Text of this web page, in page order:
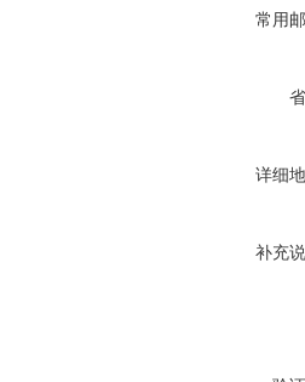
常用
详细
补充